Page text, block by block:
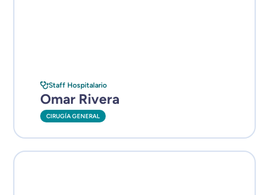
Staff Hospitalario
Omar Rivera
CIRUGÍA GENERAL